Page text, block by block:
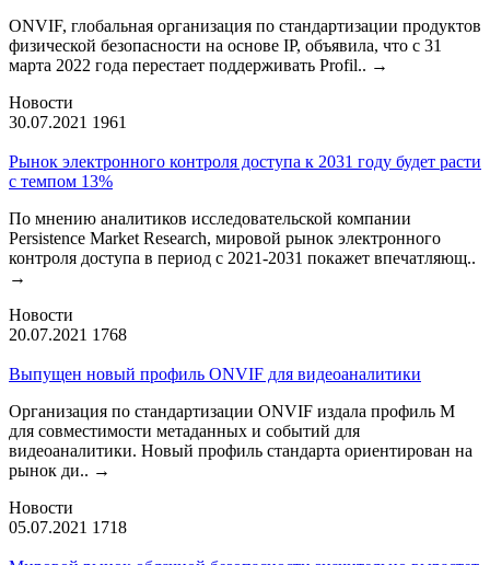
ONVIF, глобальная организация по стандартизации продуктов
физической безопасности на основе IP, объявила, что с 31
марта 2022 года перестает поддерживать Profil.. →
Новости
30.07.2021 1961
Рынок электронного контроля доступа к 2031 году будет расти
с темпом 13%
По мнению аналитиков исследовательской компании
Persistence Market Research, мировой рынок электронного
контроля доступа в период с 2021-2031 покажет впечатляющ..
→
Новости
20.07.2021 1768
Выпущен новый профиль ONVIF для видеоаналитики
Организация по стандартизации ONVIF издала профиль М
для совместимости метаданных и событий для
видеоаналитики. Новый профиль стандарта ориентирован на
рынок ди.. →
Новости
05.07.2021 1718